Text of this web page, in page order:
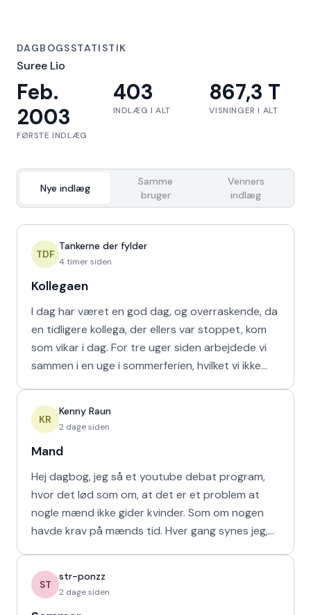
DAGBOGSSTATISTIK
Suree Lio
Feb.
2003
FØRSTE INDLÆG
403
INDLÆG I ALT
867,3 T
VISNINGER I ALT
Nye indlæg
Samme
bruger
Venners
indlæg
TDF
Tankerne der fylder
4 timer siden
Kollegaen
I dag har været en god dag, og overraskende, da
en tidligere kollega, der ellers var stoppet, kom
som vikar i dag. For tre uger siden arbejdede vi
sammen i en uge i sommerferien, hvilket vi ikke
KR
Kenny Raun
2 dage siden
Mand
Hej dagbog, jeg så et youtube debat program,
hvor det lød som om, at det er et problem at
nogle mænd ikke gider kvinder. Som om nogen
havde krav på mænds tid. Hver gang synes jeg,
ST
str-ponzz
2 dage siden